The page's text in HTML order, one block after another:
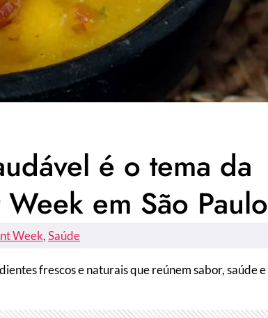
é o tema da
em São Paulo
Week, Saúde
frescos e naturais que reúnem sabor, saúde e